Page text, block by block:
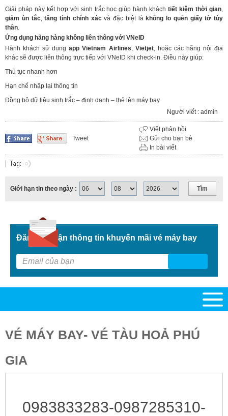
Giải pháp này kết hợp với sinh trắc học giúp hành kháchtiết kiệm thời gian,
giảm ùn tắc,tăng tính chính xácvà đặc biệt làkhông lo quên giấy tờ tùy
thân.
Ứng dụng hãng hàng không liên thông với VNeID
Hành khách sử dụngapp Vietnam Airlines, Vietjet, hoặc các hãng nội địa
khác sẽ được liên thông trực tiếp với VNeID khi check-in. Điều này giúp:
Thủ tục nhanh hơn
Hạn chế nhập lại thông tin
Đồng bộ dữ liệu sinh trắc – định danh – thẻ lên máy bay
Người viết : admin
Tweet
Viết phản hồi
Gửi cho bạn bè
In bài viết
Giới hạn tin theo ngày :
Đăng kí nhận thông tin khuyến mãi vé máy bay
VÉ MÁY BAY- VÉ TÀU HOẢ PHÚ
GIA
0983833283-0987285310-